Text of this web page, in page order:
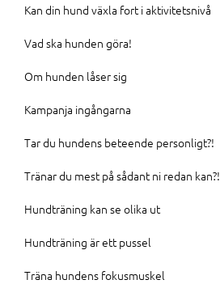
Kan din hund växla fort i aktivitetsnivå
Vad ska hunden göra!
Om hunden låser sig
Kampanja ingångarna
Tar du hundens beteende personligt?!
Tränar du mest på sådant ni redan kan?!
Hundträning kan se olika ut
Hundträning är ett pussel
Träna hundens fokusmuskel